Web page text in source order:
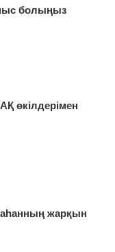
болыңыз
өкілдерімен
жарқын